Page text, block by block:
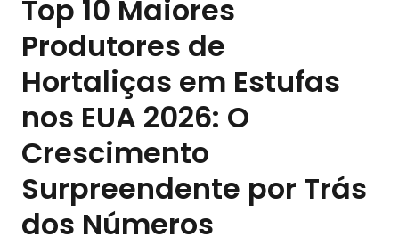
Top 10 Maiores
Produtores de
Hortaliças em Estufas
nos EUA 2026: O
Crescimento
Surpreendente por Trás
dos Números